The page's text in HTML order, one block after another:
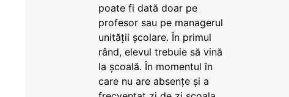
poate fi dată doar pe
profesor sau pe managerul
unității școlare. În primul
rând, elevul trebuie să vină
la școală. În momentul în
care nu are absențe și a